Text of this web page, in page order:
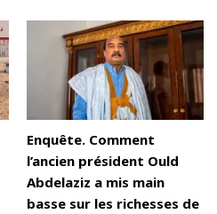
Enquête. Comment
l’ancien président Ould
Abdelaziz a mis main
basse sur les richesses de